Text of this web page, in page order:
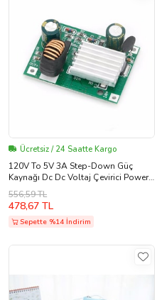
Ücretsiz / 24 Saatte Kargo
120V To 5V 3A Step-Down Güç
Kaynağı Dc Dc Voltaj Çevirici Power
Modül
556,59 TL
478,67 TL
Sepette %14 İndirim